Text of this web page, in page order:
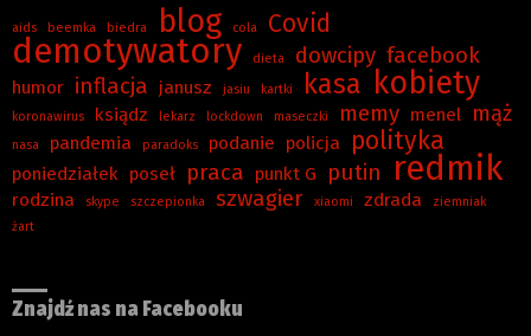
aids beemka biedra blog cola Covid
demotywatory dieta dowcipy facebook
humor inflacja janusz jasiu kartki kasa kobiety
koronawirus ksiądz lekarz lockdown maseczki memy menel mąż
nasa pandemia paradoks podanie policja polityka
poniedziałek poseł praca punkt G putin redmik
rodzina skype szczepionka szwagier xiaomi zdrada
ziemniak
żart
Znajdź nas na Facebooku